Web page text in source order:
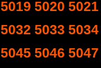
5019 5020 5021
5032 5033 5034
5045 5046 5047